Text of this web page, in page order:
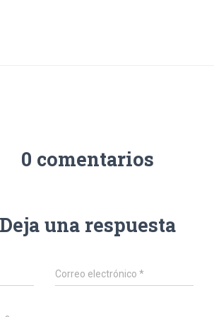
0 comentarios
Deja una respuesta
Correo electrónico*